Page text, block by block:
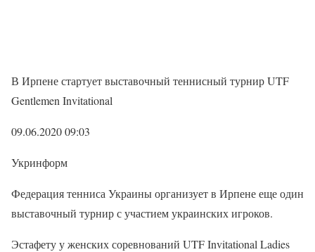
В Ирпене стартует выставочный теннисный турнир UTF
Gentlemen Invitational
09.06.2020 09:03
Укринформ
Федерация тенниса Украины организует в Ирпене еще один
выставочный турнир с участием украинских игроков.
Эстафету у женских соревнований UTF Invitational Ladies